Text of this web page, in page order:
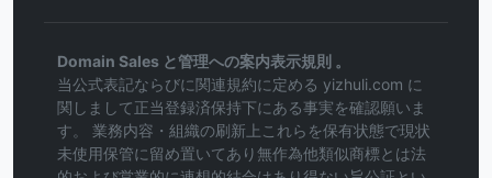
Domain Sales と管理への案内表示規則 。
当公式表記ならびに関連規約に定める yizhuli.com に
関しまして正当登録済保持下にある事実を確認願いま
す。 業務内容・組織の刷新上これらを保有状態で現状
未使用保管に留め置いてあり無作為他類似商標とは法